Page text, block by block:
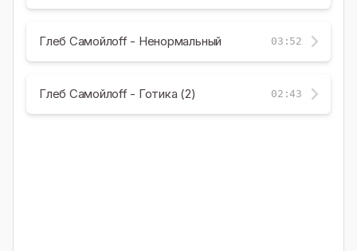
Глеб Самойлоff - Ненормальный 03:52
Глеб Самойлоff - Готика (2) 02:43